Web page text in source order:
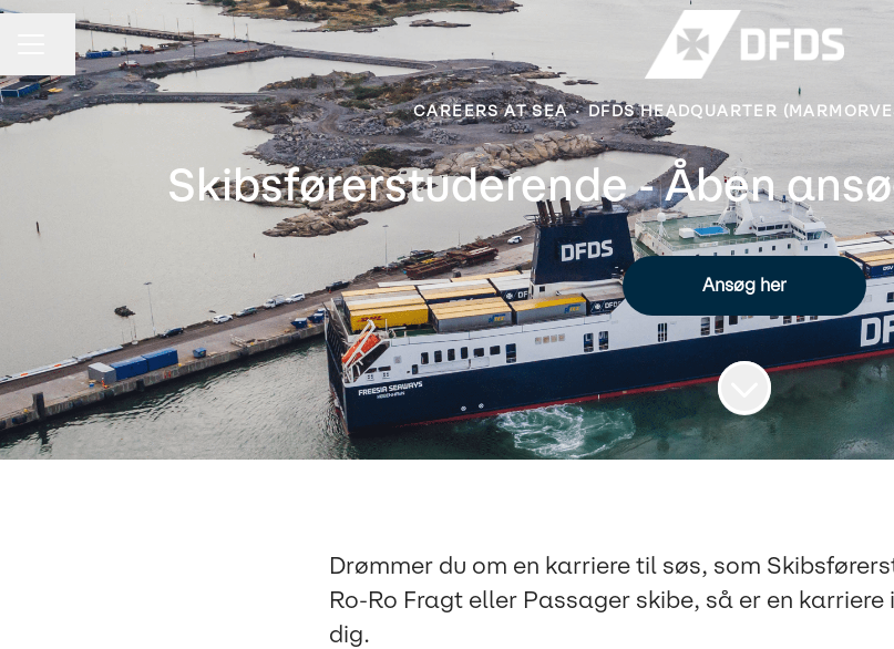
CAREER MENU
Share page
CAREERS AT SEA · DFDS HEADQUARTER
Skibsførerstuderende - Åben
Ansøg her
Drømmer du om en karriere til søs, som
Ro-Ro Fragt eller Passager skibe, så er en karriere
dig.